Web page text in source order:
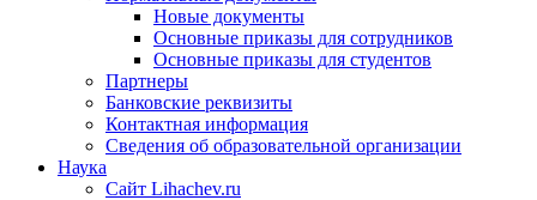
Новые документы
Основные приказы для сотрудников
Основные приказы для студентов
Партнеры
Банковские реквизиты
Контактная информация
Сведения об образовательной организации
Наука
Сайт Lihachev.ru